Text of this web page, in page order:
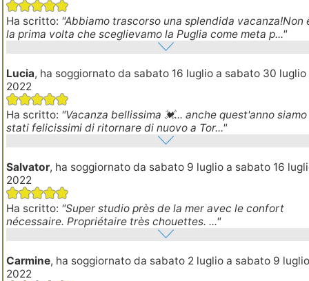
Ha scritto: "Abbiamo trascorso una splendida vacanza!Non
la prima volta che sceglievamo la Puglia come meta p..."
Lucia, ha soggiornato da sabato 16 luglio a sabato 30 luglio
2022
Ha scritto: "Vacanza bellissima 💓... anche quest'anno siamo
stati felicissimi di ritornare di nuovo a Tor..."
Salvator, ha soggiornato da sabato 9 luglio a sabato 16
2022
Ha scritto: "Super studio près de la mer avec le confort
nécessaire. Propriétaire très chouettes. ..."
Carmine, ha soggiornato da sabato 2 luglio a sabato 9
2022